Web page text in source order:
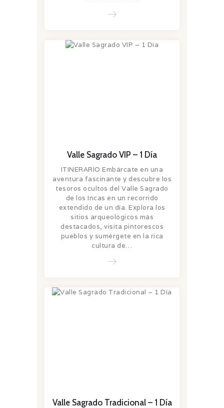
Valle Sagrado VIP – 1 Día
ITINERARIO Embárcate en una
aventura fascinante y descubre los
tesoros ocultos del Valle Sagrado
de los Incas en un recorrido
extendido de un día. Explora los
sitios arqueológicos más
destacados, visita pintorescos
pueblos y sumérgete en la rica
cultura de…
Valle Sagrado Tradicional – 1 Día